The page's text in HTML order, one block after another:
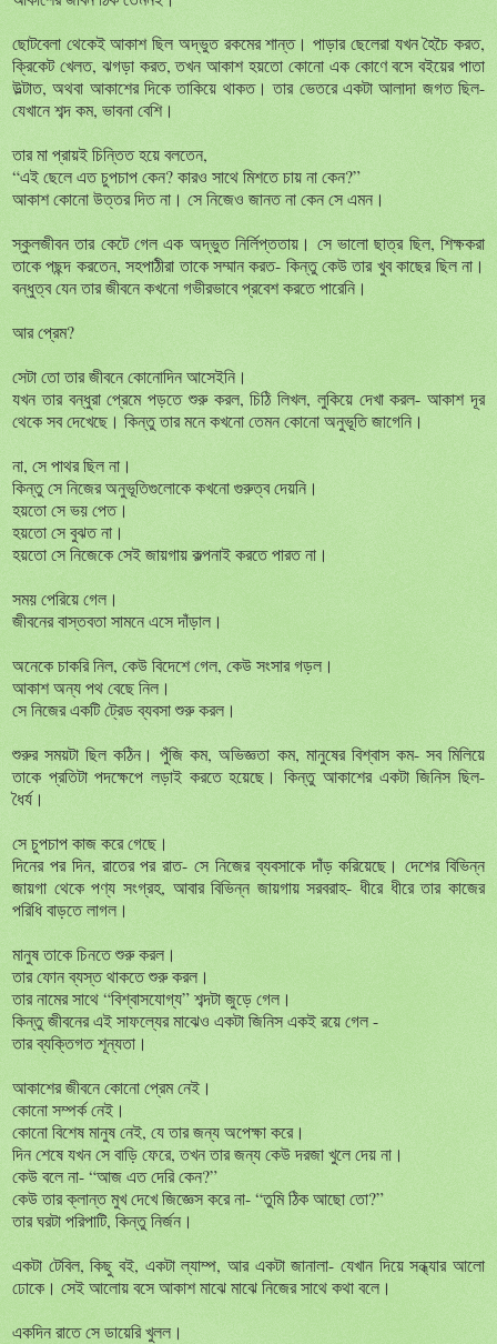
ছোটবেলা থেকেই আকাশ ছিল অদ্ভুত রকমের শান্ত। পাড়ার ছেলেরা যখন হৈচৈ করত,
ক্রিকেট খেলত, ঝগড়া করত, তখন আকাশ হয়তো কোনো এক কোণে বসে বইয়ের পাতা
উল্টাত, অথবা আকাশের দিকে তাকিয়ে থাকত। তার ভেতরে একটা আলাদা জগত ছিল-
যেখানে শব্দ কম, ভাবনা বেশি।
তার মা প্রায়ই চিন্তিত হয়ে বলতেন,
“এই ছেলে এত চুপচাপ কেন? কারও সাথে মিশতে চায় না কেন?”
আকাশ কোনো উত্তর দিত না। সে নিজেও জানত না কেন সে এমন।
স্কুলজীবন তার কেটে গেল এক অদ্ভুত নির্লিপ্ততায়। সে ভালো ছাত্র ছিল, শিক্ষকরা
তাকে পছন্দ করতেন, সহপাঠীরা তাকে সম্মান করত- কিন্তু কেউ তার খুব কাছের ছিল না।
বন্ধুত্ব যেন তার জীবনে কখনো গভীরভাবে প্রবেশ করতে পারেনি।
আর প্রেম?
সেটা তো তার জীবনে কোনোদিন আসেইনি।
যখন তার বন্ধুরা প্রেমে পড়তে শুরু করল, চিঠি লিখল, লুকিয়ে দেখা করল- আকাশ দূর
থেকে সব দেখেছে। কিন্তু তার মনে কখনো তেমন কোনো অনুভূতি জাগেনি।
না, সে পাথর ছিল না।
কিন্তু সে নিজের অনুভূতিগুলোকে কখনো গুরুত্ব দেয়নি।
হয়তো সে ভয় পেত।
হয়তো সে বুঝত না।
হয়তো সে নিজেকে সেই জায়গায় কল্পনাই করতে পারত না।
সময় পেরিয়ে গেল।
জীবনের বাস্তবতা সামনে এসে দাঁড়াল।
অনেকে চাকরি নিল, কেউ বিদেশে গেল, কেউ সংসার গড়ল।
আকাশ অন্য পথ বেছে নিল।
সে নিজের একটি ট্রেড ব্যবসা শুরু করল।
শুরুর সময়টা ছিল কঠিন। পুঁজি কম, অভিজ্ঞতা কম, মানুষের বিশ্বাস কম- সব মিলিয়ে
তাকে প্রতিটা পদক্ষেপে লড়াই করতে হয়েছে। কিন্তু আকাশের একটা জিনিস ছিল-
ধৈর্য।
সে চুপচাপ কাজ করে গেছে।
দিনের পর দিন, রাতের পর রাত- সে নিজের ব্যবসাকে দাঁড় করিয়েছে। দেশের বিভিন্ন
জায়গা থেকে পণ্য সংগ্রহ, আবার বিভিন্ন জায়গায় সরবরাহ- ধীরে ধীরে তার কাজের
পরিধি বাড়তে লাগল।
মানুষ তাকে চিনতে শুরু করল।
তার ফোন ব্যস্ত থাকতে শুরু করল।
তার নামের সাথে “বিশ্বাসযোগ্য” শব্দটা জুড়ে গেল।
কিন্তু জীবনের এই সাফল্যের মাঝেও একটা জিনিস একই রয়ে গেল -
তার ব্যক্তিগত শূন্যতা।
আকাশের জীবনে কোনো প্রেম নেই।
কোনো সম্পর্ক নেই।
কোনো বিশেষ মানুষ নেই, যে তার জন্য অপেক্ষা করে।
দিন শেষে যখন সে বাড়ি ফেরে, তখন তার জন্য কেউ দরজা খুলে দেয় না।
কেউ বলে না- “আজ এত দেরি কেন?”
কেউ তার ক্লান্ত মুখ দেখে জিজ্ঞেস করে না- “তুমি ঠিক আছো তো?”
তার ঘরটা পরিপাটি, কিন্তু নির্জন।
একটা টেবিল, কিছু বই, একটা ল্যাম্প, আর একটা জানালা- যেখান দিয়ে সন্ধ্যার আলো
ঢোকে। সেই আলোয় বসে আকাশ মাঝে মাঝে নিজের সাথে কথা বলে।
একদিন রাতে সে ডায়েরি খুলল।